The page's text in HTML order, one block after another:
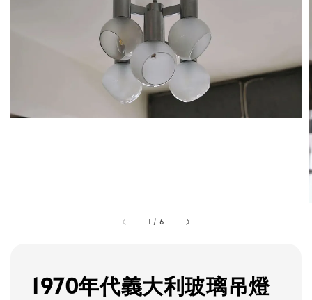
1 / 6
1970年代義大利玻璃吊燈